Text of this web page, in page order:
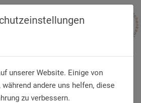
unserer Website. Einige von
andere uns helfen, diese
zu verbessern.